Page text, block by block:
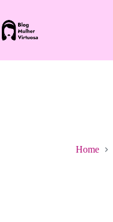
o
conteúdo
Home